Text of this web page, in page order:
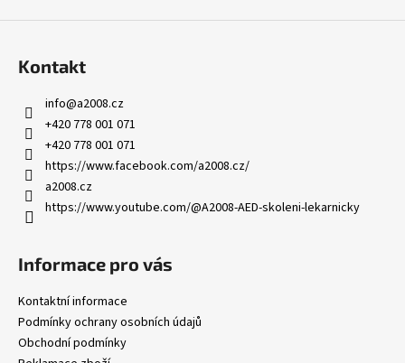
Kontakt
info@a2008.cz
+420 778 001 071
+420 778 001 071
https://www.facebook.com/a2008.cz/
a2008.cz
https://www.youtube.com/@A2008-AED-skoleni-lekarnicky
Informace pro vás
Kontaktní informace
Podmínky ochrany osobních údajů
Obchodní podmínky